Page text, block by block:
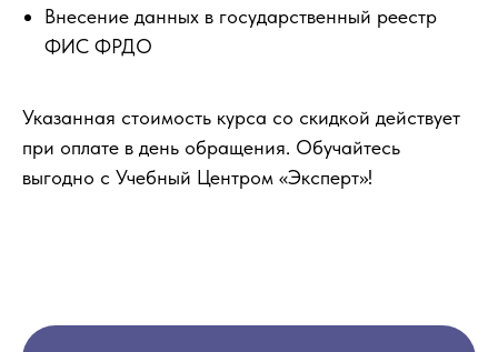
Внесение данных в государственный реестр
ФИС ФРДО
Указанная стоимость курса со скидкой действует
при оплате в день обращения. Обучайтесь
выгодно с Учебный Центром «Эксперт»!